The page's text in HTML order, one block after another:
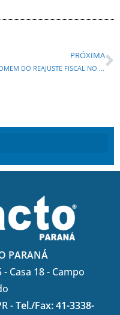
PRÓXIMA
O HOMEM DO REAJUSTE FISCAL NO PARANA: Serra indica Mauro Ricardo para Secretaria de Governo de Covas
PARANÁ
Casa 18 - Campo
-Tel./Fax: 41-3338-